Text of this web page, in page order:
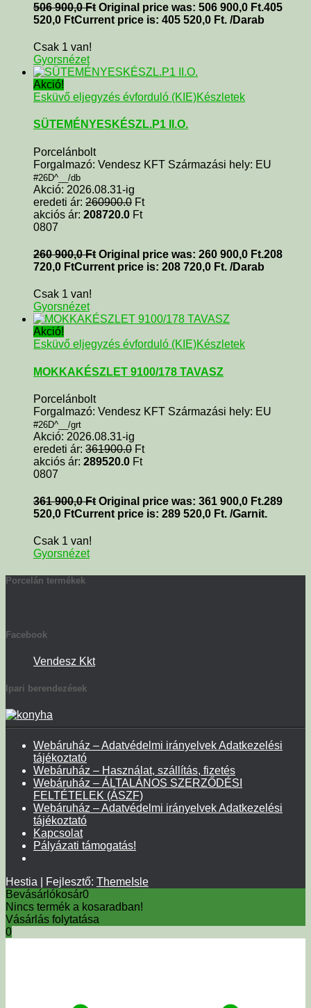
506 900,0Ft Original price was: 506 900,0 Ft.405
520,0 FtCurrent price is: 405 520,0 Ft. /Darab
Csak 1 van!
Gyorsnézet
Akció!
Esküvő eljegyzés évforduló (KIE)Készletek
SÜTEMÉNYESKÉSZL.P1 II.O.
Porcelánbolt
Forgalmazó: Vendesz KFT Származási hely: EU
#26D^__/db
Akció: 2026.08.31-ig
eredeti ár: 260900.0 Ft
akciós ár: 208720.0 Ft
0807
260 900,0Ft Original price was: 260 900,0 Ft.208
720,0 FtCurrent price is: 208 720,0 Ft. /Darab
Csak 1 van!
Gyorsnézet
Akció!
Esküvő eljegyzés évforduló (KIE)Készletek
MOKKAKÉSZLET 9100/178 TAVASZ
Porcelánbolt
Forgalmazó: Vendesz KFT Származási hely: EU
#26D^__/grt
Akció: 2026.08.31-ig
eredeti ár: 361900.0 Ft
akciós ár: 289520.0 Ft
0807
361 900,0Ft Original price was: 361 900,0 Ft.289
520,0 FtCurrent price is: 289 520,0 Ft. /Garnit.
Csak 1 van!
Gyorsnézet
Porcelán termékek
Facebook
Vendesz Kkt
Ipari berendezések
Webáruház – Adatvédelmi irányelvek Adatkezelési
tájékoztató
Webáruház – Használat, szállítás, fizetés
Webáruház – ÁLTALÁNOS SZERZŐDÉSI
FELTÉTELEK (ÁSZF)
Webáruház – Adatvédelmi irányelvek Adatkezelési
tájékoztató
Kapcsolat
Pályázati támogatás!
Hestia | Fejlesztő: ThemeIsle
Bevásárlókosár0
Nincs termék a kosaradban!
Vásárlás folytatása
0